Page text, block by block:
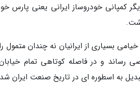
کمپانی خودروساز ایرانی یعنی پارس
بسیاری از ایرانیان نه چندان متمول
و در فاصله کوتاهی تمام
به اسطوره ای در تاریخ صنعت ایران